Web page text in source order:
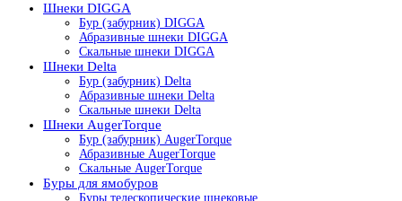
Шнеки DIGGA
Бур (забурник) DIGGA
Абразивные шнеки DIGGA
Скальные шнеки DIGGA
Шнеки Delta
Бур (забурник) Delta
Абразивные шнеки Delta
Скальные шнеки Delta
Шнеки AugerTorque
Бур (забурник) AugerTorque
Абразивные AugerTorque
Скальные AugerTorque
Буры для ямобуров
Буры телескопические шнековые